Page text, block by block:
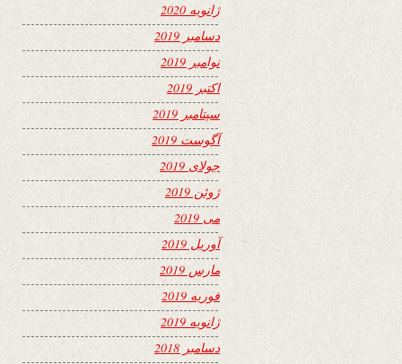
ژانویه 2020
دسامبر 2019
نوامبر 2019
اکتبر 2019
سپتامبر 2019
آگوست 2019
جولای 2019
ژوئن 2019
می 2019
آوریل 2019
مارس 2019
فوریه 2019
ژانویه 2019
دسامبر 2018